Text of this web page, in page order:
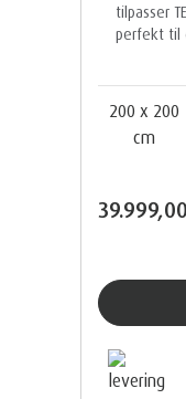
tilpasser
perfekt til
200 x 200
cm